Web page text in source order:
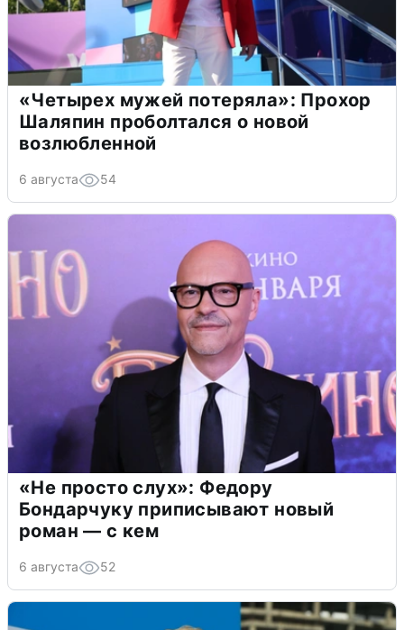
«Четырех мужей потеряла»: Прохор
Шаляпин проболтался о новой
возлюбленной
6 августа 54
«Не просто слух»: Федору
Бондарчуку приписывают новый
роман — с кем
6 августа 52